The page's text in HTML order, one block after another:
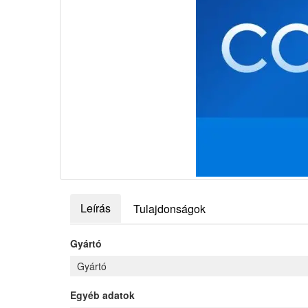
Leírás Tulajdonságok
Gyártó
Gyártó
Egyéb adatok